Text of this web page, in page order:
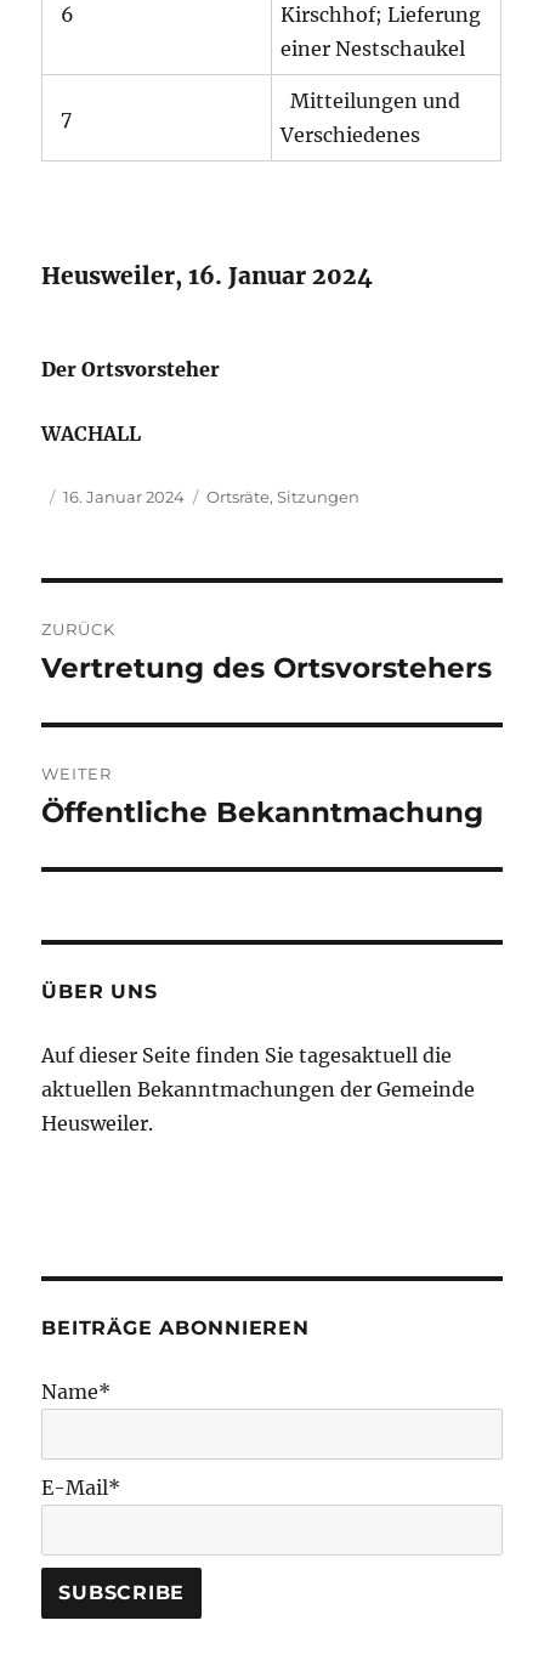
6
Kirschhof; Lieferung
einer Nestschaukel
7
Mitteilungen und
Verschiedenes
Heusweiler, 16. Januar 2024
Der Ortsvorsteher
WACHALL
AutorVeröffentlicht
16. Januar 2024 Kategorien
Ortsräte,Sitzungen
ZURÜCK
Vorheriger
Vertretung des Ortsvorstehers
WEITER
Nächster
Öffentliche Bekanntmachung
ÜBER UNS
Auf dieser Seite finden Sie tagesaktuell die
aktuellen Bekanntmachungen der Gemeinde
Heusweiler.
BEITRÄGE ABONNIEREN
Name*
E-Mail*